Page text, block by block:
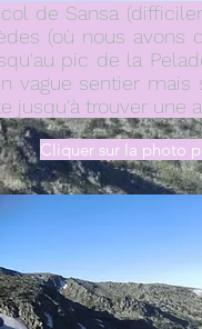
de Sansa
(où nous
pic de la
vague sentier
jusqu'à trouver une
Cliquer sur la photo